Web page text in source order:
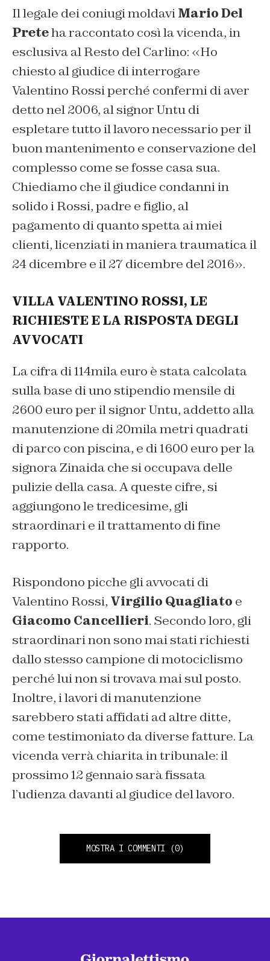
Il legale dei coniugi moldaviMario Del
Preteha raccontato così la vicenda, in
esclusiva alResto del Carlino: «Ho
chiesto al giudice di interrogare
Valentino Rossi perché confermi di aver
detto nel 2006, al signor Untu di
espletare tutto il lavoro necessario per il
buon mantenimento e conservazione del
complesso come se fosse casa sua.
Chiediamo che il giudice condanni in
solido i Rossi, padre e figlio, al
pagamento di quanto spetta ai miei
clienti, licenziati in maniera traumatica il
24 dicembre e il 27 dicembre del 2016».
VILLA VALENTINO ROSSI, LE
RICHIESTE E LA RISPOSTA DEGLI
AVVOCATI
La cifra di 114mila euro è stata calcolata
sulla base di uno stipendio mensile di
2600 euro per il signor Untu, addetto alla
manutenzione di 20mila metri quadrati
di parco con piscina, e di 1600 euro per la
signora Zinaida che si occupava delle
pulizie della casa. A queste cifre, si
aggiungono le tredicesime, gli
straordinari e il trattamento di fine
rapporto.
Rispondono picche gli avvocati di
Valentino Rossi, Virgilio Quagliato e
Giacomo Cancellieri. Secondo loro, gli
straordinari non sono mai stati richiesti
dallo stesso campione di motociclismo
perché lui non si trovava mai sul posto.
Inoltre, i lavori di manutenzione
sarebbero stati affidati ad altre ditte,
come testimoniato da diverse fatture. La
vicenda verrà chiarita in tribunale: il
prossimo 12 gennaio sarà fissata
l’udienza davanti al giudice del lavoro.
MOSTRA I COMMENTI (0)